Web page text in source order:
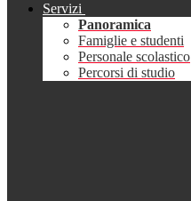
Servizi
Panoramica
Famiglie e studenti
Personale scolastico
Percorsi di studio